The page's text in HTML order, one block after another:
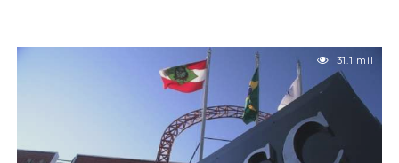
31.1 mil